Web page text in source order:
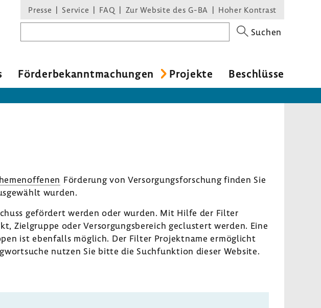
Presse Service FAQ Zur Website des G-BA Hoher Kontrast
Suchen
Förder­be­kannt­ma­chungen Projekte Beschlüsse
Förde­rung von Versor­gungs­for­schung finden Sie
wurden.
geför­dert werden oder wurden. Mit Hilfe der Filter
Ziel­gruppe oder Versor­gungs­be­reich geclus­tert werden. Eine
ist eben­falls möglich. Der Filter Projekt­name ermög­licht
nutzen Sie bitte die Such­funk­tion dieser Website.